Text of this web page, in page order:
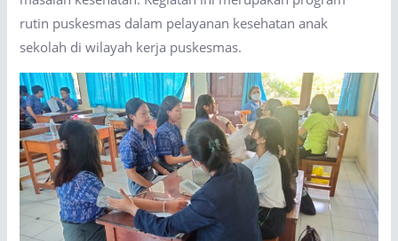
rutin puskesmas dalam pelayanan kesehatan anak
sekolah di wilayah kerja puskesmas.